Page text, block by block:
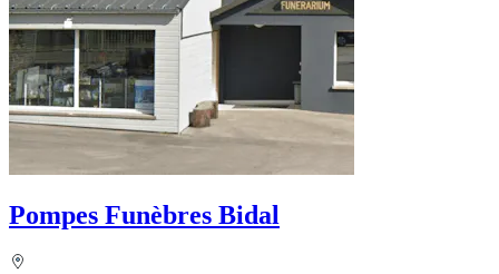
Pompes Funèbres Bidal